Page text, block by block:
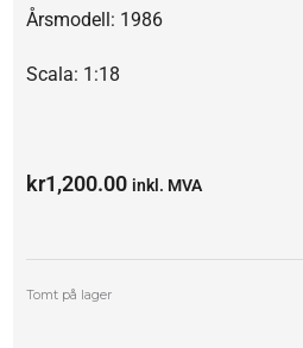
Årsmodell: 1986
Scala: 1:18
kr1,200.00 inkl. MVA
Tomt på lager